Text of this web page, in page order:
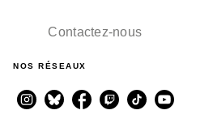
Contactez-nous
NOS RÉSEAUX